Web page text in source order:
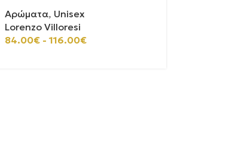
Αρώματα, Unisex
Lorenzo Villoresi
84.00€ - 116.00€